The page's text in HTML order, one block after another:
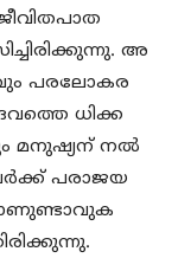
അ
പരലോകര
ധിക്ക
മനുഷ്യന് നൽ
പരാജയ